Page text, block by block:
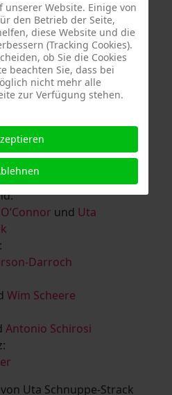
,Natalia Dik,Elise
Schaapman
Andrea Jungnitsch,
,Christa Mayer-
Prochaska
Birgit Schweimler &
undRolf Thärichen
und Uta
Darroch
Wim Scheere
Antonio Schirosi
Uta Schnuppe-Strack
unserer Website. Einige von
den Betrieb der Seite,
diese Website und die
(Tracking Cookies).
ob Sie die Cookies
beachten Sie, dass bei
nicht mehr alle
zur Verfügung stehen.